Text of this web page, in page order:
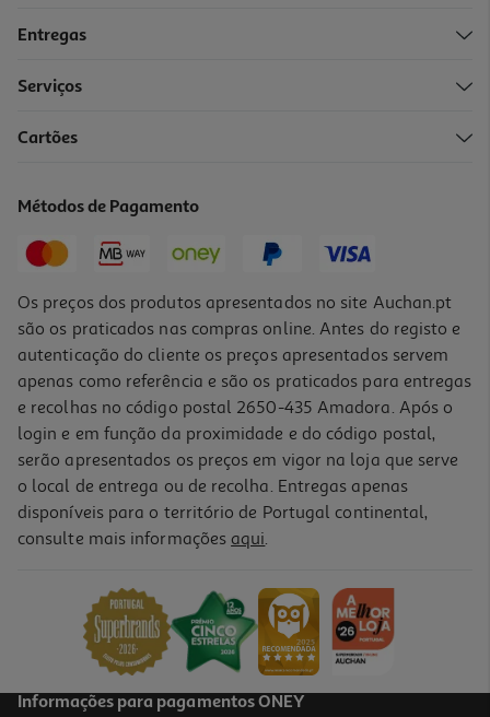
-47%
Sidra Bandida Maçã 6x0.25l
Price reduced from
Entregas
Serviços
Cartões
Métodos de Pagamento
Os preços dos produtos apresentados no site Auchan.pt
são os praticados nas compras online. Antes do registo e
autenticação do cliente os preços apresentados servem
apenas como referência e são os praticados para entregas
e recolhas no código postal 2650-435 Amadora. Após o
login e em função da proximidade e do código postal,
serão apresentados os preços em vigor na loja que serve
o local de entrega ou de recolha. Entregas apenas
disponíveis para o território de Portugal continental,
consulte mais informações aqui.
Informações para pagamentos ONEY